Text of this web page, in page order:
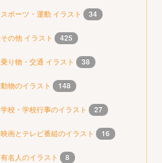
スポーツ・運動 イラスト 34
その他 イラスト 425
乗り物・交通 イラスト 38
動物のイラスト 148
学校・学校行事のイラスト 27
映画とテレビ番組のイラスト 16
有名人のイラスト 8